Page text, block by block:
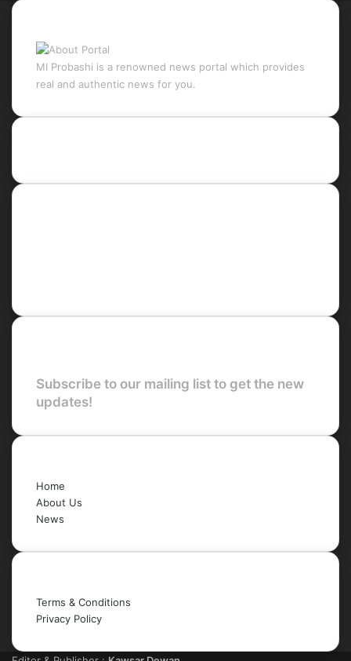
MI Probashi is a renowned news portal which provides
real and authentic news for you.
Subscribe to our mailing list to get the new
updates!
Home
About Us
News
Terms & Conditions
Privacy Policy